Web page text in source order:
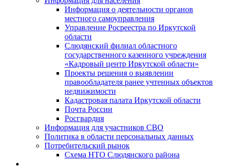
Информация о деятельности органов
местного самоуправления
Управление Росреестра по Иркутской
области
Слюдянский филиал областного
государственного казенного учреждения
«Кадровый центр Иркутской области»
Проекты решения о выявлении
правообладателя ранее учтенных объектов
недвижимости
Кадастровая палата Иркутской области
Почта России
Росгвардия
Информация для участников СВО
Политика в области персональных данных
Потребительский рынок
Схема НТО Слюдянского района